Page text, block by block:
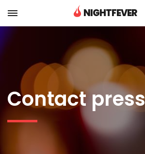
NIGHTFEVER
Contact